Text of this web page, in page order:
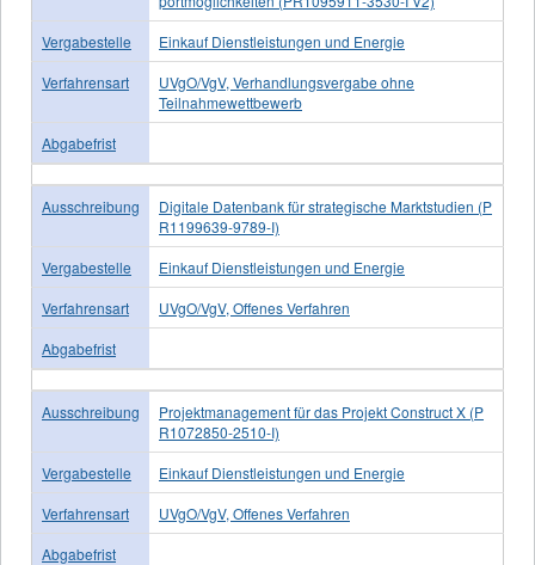
Vergabestelle
Einkauf Dienstleistungen und Energie
Verfahrensart
UVgO/VgV, Verhandlungsvergabe ohne
Teilnahmewettbewerb
Abgabefrist
Ausschreibung
Digitale Datenbank für strategische Marktstudien (P
R1199639-9789-I)
Vergabestelle
Einkauf Dienstleistungen und Energie
Verfahrensart
UVgO/VgV, Offenes Verfahren
Abgabefrist
Ausschreibung
Projektmanagement für das Projekt Construct X (P
R1072850-2510-I)
Vergabestelle
Einkauf Dienstleistungen und Energie
Verfahrensart
UVgO/VgV, Offenes Verfahren
Abgabefrist